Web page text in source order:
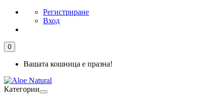
Регистриране
Вход
0
Вашата кошница е празна!
Категории